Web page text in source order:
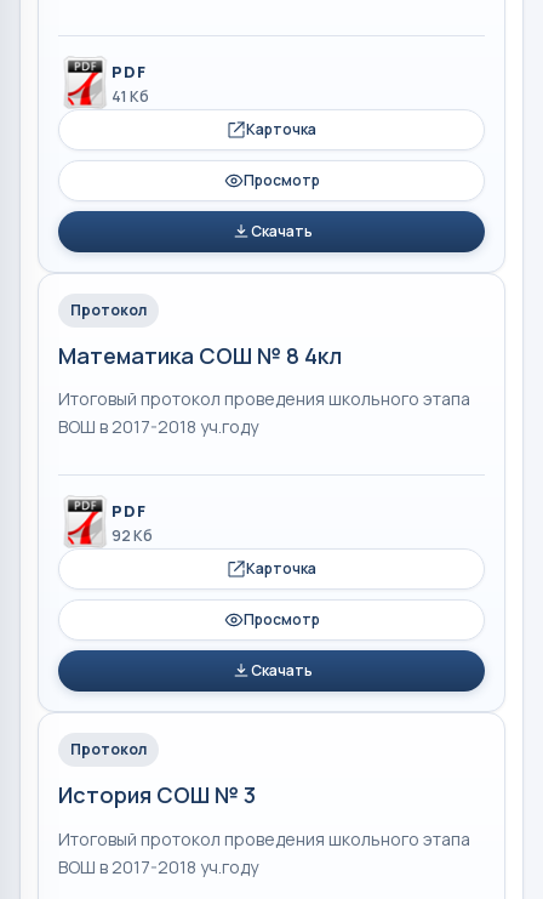
PDF
41 Кб
Карточка
Просмотр
Скачать
Протокол
Математика СОШ № 8 4кл
Итоговый протокол проведения школьного этапа
ВОШ в 2017-2018 уч.году
PDF
92 Кб
Карточка
Просмотр
Скачать
Протокол
История СОШ № 3
Итоговый протокол проведения школьного этапа
ВОШ в 2017-2018 уч.году